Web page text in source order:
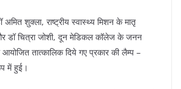
शुक्ला, राष्ट्रीय स्वास्थ्य मिशन के मातृ
डॉ चित्रा जोशी, दून मेडिकल कॉलेज के जनन
तात्कालिक दिये गए प्रकार की लैम्प –
में हुई।